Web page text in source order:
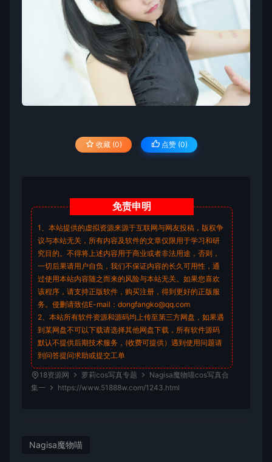
收藏 (0) 点赞 (0)
免责申明
1、本站提供的虚拟资源来源于互联网与网友投稿，版权争
议与本站无关，所有内容及软件的文章仅限用于学习和研
究目的。不得将上述内容用于商业或者非法用途，否则，
一切后果请用户自负，我们不保证内容的长久可用性，通
过使用本站内容随之而来的风险与本站无关。如果您喜欢
该程序，请支持正版软件，购买注册，得到更好的正版服
务。侵删请致信E-mail：dongfangko@qq.com
2、本站所有软件资源和源码均上传至第三方网盘，如果遇
到某网盘不可以下载请选择其他网盘下载，所有软件源码
默认不提供后期技术服务，(收费可提供）遇到使用问题请
到问答提问求助或提交工单
18资源网 萝莉cos写真专题
Nagisa魔物喵cos写真合
集一
https://www.51888w.com/1243.html
Nagisa魔物喵